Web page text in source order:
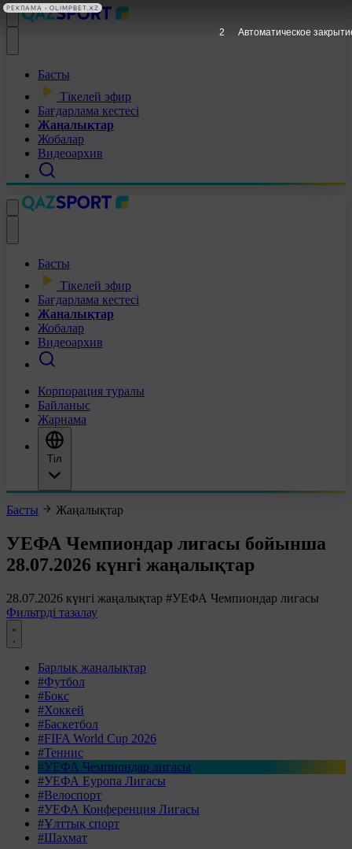
Басты
Тікелей эфир
Бағдарлама кестесі
Жаңалықтар
Жобалар
Видеоархив
Басты
Тікелей эфир
Бағдарлама кестесі
Жаңалықтар
Жобалар
Видеоархив
Корпорация туралы
Байланыс
Жарнама
Тіл
Басты Жаңалықтар
УЕФА Чемпиондар лигасы бойынша
28.07.2026 күнгі жаңалықтар
28.07.2026 күнгі жаңалықтар #УЕФА Чемпиондар лигасы
Фильтрді тазалау
Барлық жаңалықтар
#Футбол
#Бокс
#Хоккей
#Баскетбол
#FIFA World Cup 2026
#Теннис
#УЕФА Чемпиондар лигасы
#УЕФА Еуропа Лигасы
#Велоспорт
#УЕФА Конференция Лигасы
#Ұлттық спорт
#Шахмат
1 Автоматическое
РЕКЛАМА • OLIMPBET.KZ